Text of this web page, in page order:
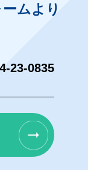
ムより
23-0835